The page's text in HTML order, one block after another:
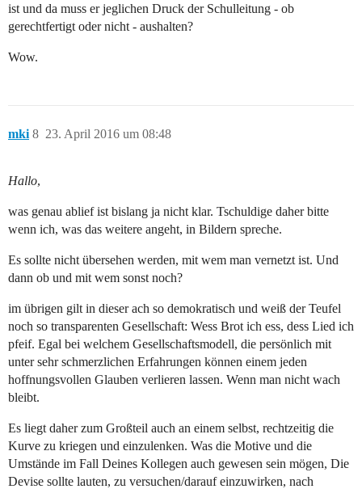
ist und da muss er jeglichen Druck der Schulleitung - ob
gerechtfertigt oder nicht - aushalten?
Wow.
mki 23. April 2016 um 08:48
8
Hallo,
was genau ablief ist bislang ja nicht klar. Tschuldige daher bitte
wenn ich, was das weitere angeht, in Bildern spreche.
Es sollte nicht übersehen werden, mit wem man vernetzt ist. Und
dann ob und mit wem sonst noch?
im übrigen gilt in dieser ach so demokratisch und weiß der Teufel
noch so transparenten Gesellschaft: Wess Brot ich ess, dess Lied ich
pfeif. Egal bei welchem Gesellschaftsmodell, die persönlich mit
unter sehr schmerzlichen Erfahrungen können einem jeden
hoffnungsvollen Glauben verlieren lassen. Wenn man nicht wach
bleibt.
Es liegt daher zum Großteil auch an einem selbst, rechtzeitig die
Kurve zu kriegen und einzulenken. Was die Motive und die
Umstände im Fall Deines Kollegen auch gewesen sein mögen, Die
Devise sollte lauten, zu versuchen/darauf einzuwirken, nach